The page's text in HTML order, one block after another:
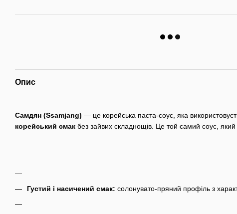
Опис
Самдян (Ssamjang) — це корейська паста-соус, яка
корейський смак без зайвих складнощів. Це той самий соус,
Густий і насичений смак: солонувато-пряний профіль з